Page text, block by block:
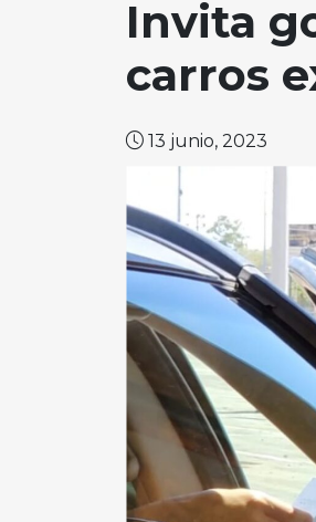
Invita
carros
13 junio, 2023